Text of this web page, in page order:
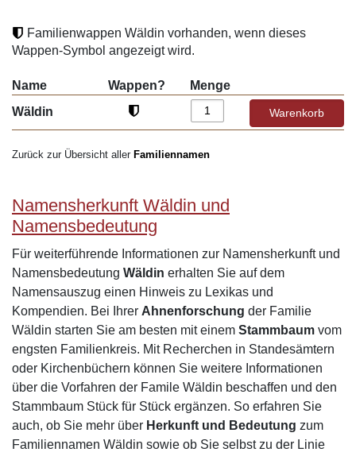
Familienwappen Wäldin vorhanden, wenn dieses
Wappen-Symbol angezeigt wird.
Name Wappen?
Menge
Wäldin
Zurück zur Übersicht aller Familiennamen
Namensherkunft Wäldin und
Namensbedeutung
Für weiterführende Informationen zur Namensherkunft und
Namensbedeutung Wäldin erhalten Sie auf dem
Namensauszug einen Hinweis zu Lexikas und
Kompendien. Bei Ihrer Ahnenforschung der Familie
Wäldin starten Sie am besten mit einem Stammbaum vom
engsten Familienkreis. Mit Recherchen in Standesämtern
oder Kirchenbüchern können Sie weitere Informationen
über die Vorfahren der Famile Wäldin beschaffen und den
Stammbaum Stück für Stück ergänzen. So erfahren Sie
auch, ob Sie mehr über Herkunft und Bedeutung zum
Familiennamen Wäldin sowie ob Sie selbst zu der Linie